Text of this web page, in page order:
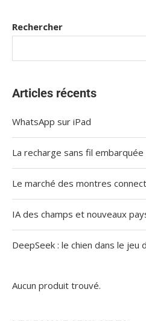
Rechercher
Articles récents
WhatsApp sur iPad
La recharge sans fil
Le marché des montres
IA des champs et nouveaux
DeepSeek : le chien dans le jeu
Aucun produit trouvé.